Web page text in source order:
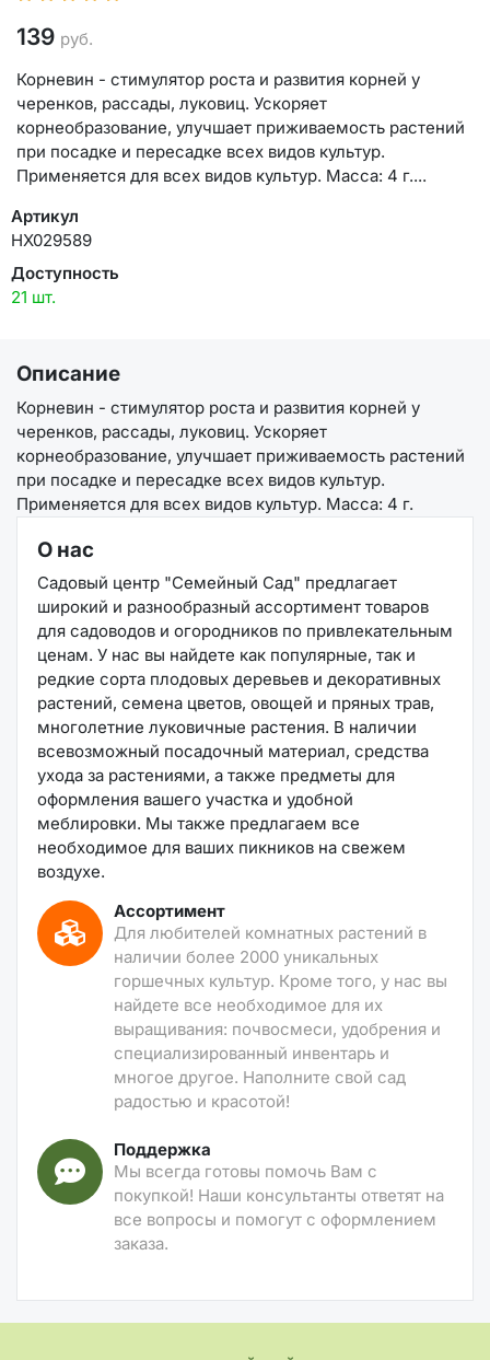
139 руб.
Корневин - стимулятор роста и развития корней у
черенков, рассады, луковиц. Ускоряет
корнеобразование, улучшает приживаемость растений
при посадке и пересадке всех видов культур.
Применяется для всех видов культур. Масса: 4 г....
Артикул
НХ029589
Доступность
21 шт.
Описание
Корневин - стимулятор роста и развития корней у
черенков, рассады, луковиц. Ускоряет
корнеобразование, улучшает приживаемость растений
при посадке и пересадке всех видов культур.
Применяется для всех видов культур. Масса: 4 г.
О нас
Садовый центр "Семейный Сад" предлагает
широкий и разнообразный ассортимент товаров
для садоводов и огородников по привлекательным
ценам. У нас вы найдете как популярные, так и
редкие сорта плодовых деревьев и декоративных
растений, семена цветов, овощей и пряных трав,
многолетние луковичные растения. В наличии
всевозможный посадочный материал, средства
ухода за растениями, а также предметы для
оформления вашего участка и удобной
меблировки. Мы также предлагаем все
необходимое для ваших пикников на свежем
воздухе.
Ассортимент
Для любителей комнатных растений в
наличии более 2000 уникальных
горшечных культур. Кроме того, у нас вы
найдете все необходимое для их
выращивания: почвосмеси, удобрения и
специализированный инвентарь и
многое другое. Наполните свой сад
радостью и красотой!
Поддержка
Мы всегда готовы помочь Вам с
покупкой! Наши консультанты ответят на
все вопросы и помогут с оформлением
заказа.